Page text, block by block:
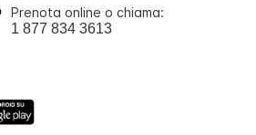
Prenota online o chiama:
1 877 834 3613